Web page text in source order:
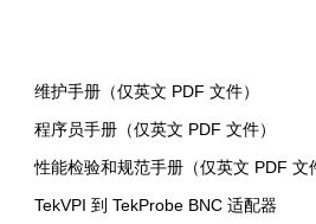
维护手册（仅英文 PDF 文件）
程序员手册（仅英文 PDF 文件）
性能检验和规范手册（仅英文 PDF 文
TekVPI 到 TekProbe BNC 适配器